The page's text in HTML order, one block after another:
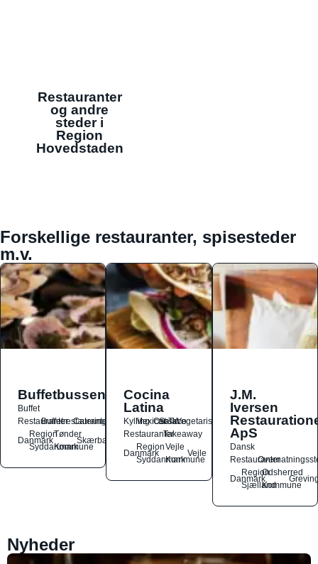
Restauranter
og andre
steder i
Region
Hovedstaden
Forskellige restauranter, spisesteder
m.v.
Buffetbussen
Buffet
Restauranter
Buffetrestauranter
Catering
Danmark
Region
Syddanmark
Tønder
Kommune
Skærbæk
Cocina
Latina
Kylling
Mexicansk
OstSalat
TacoVegetarisk
RestauranterTakeaway
Danmark
Region
Syddanmark
Vejle
Kommune
Vejle
J.M.
Iversen
ApS
Dansk
Restauranter
Danmark
Region
Sjælland
Odsherred
Kommune
Nyheder